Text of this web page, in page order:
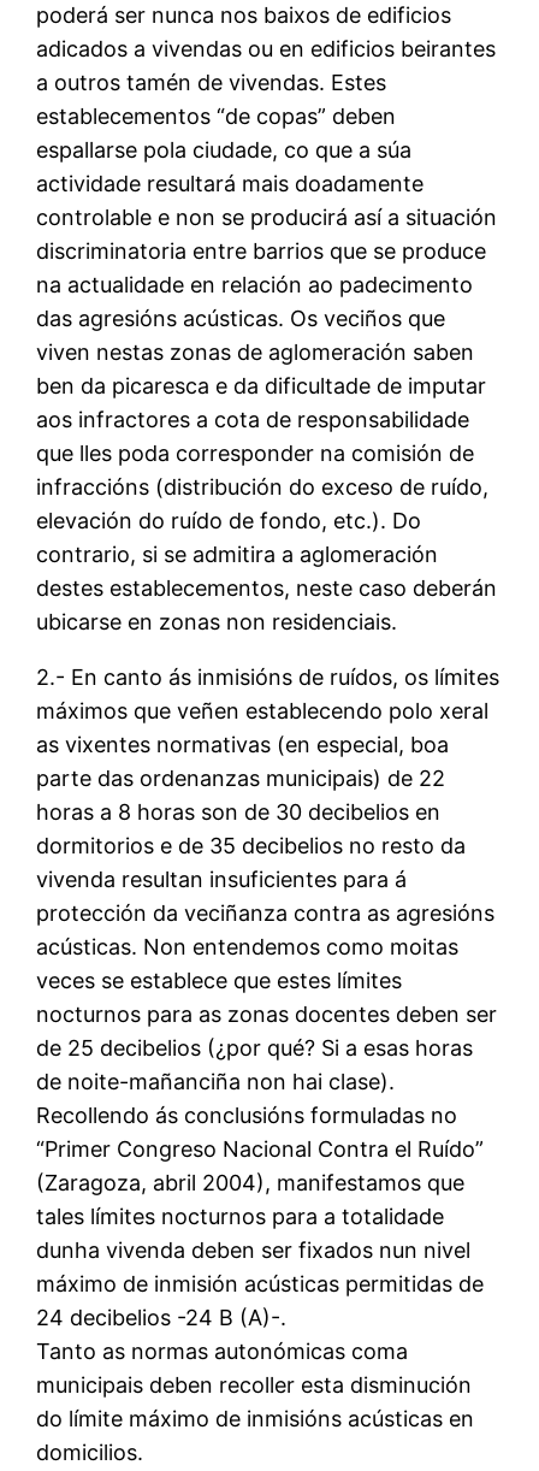
poderá ser nunca nos baixos de edificios
adicados a vivendas ou en edificios beirantes
a outros tamén de vivendas. Estes
establecementos “de copas” deben
espallarse pola ciudade, co que a súa
actividade resultará mais doadamente
controlable e non se producirá así a situación
discriminatoria entre barrios que se produce
na actualidade en relación ao padecimento
das agresións acústicas. Os veciños que
viven nestas zonas de aglomeración saben
ben da picaresca e da dificultade de imputar
aos infractores a cota de responsabilidade
que lles poda corresponder na comisión de
infraccións (distribución do exceso de ruído,
elevación do ruído de fondo, etc.). Do
contrario, si se admitira a aglomeración
destes establecementos, neste caso deberán
ubicarse en zonas non residenciais.
2.- En canto ás inmisións de ruídos, os límites
máximos que veñen establecendo polo xeral
as vixentes normativas (en especial, boa
parte das ordenanzas municipais) de 22
horas a 8 horas son de 30 decibelios en
dormitorios e de 35 decibelios no resto da
vivenda resultan insuficientes para á
protección da veciñanza contra as agresións
acústicas. Non entendemos como moitas
veces se establece que estes límites
nocturnos para as zonas docentes deben ser
de 25 decibelios (¿por qué? Si a esas horas
de noite-mañanciña non hai clase).
Recollendo ás conclusións formuladas no
“Primer Congreso Nacional Contra el Ruído”
(Zaragoza, abril 2004), manifestamos que
tales límites nocturnos para a totalidade
dunha vivenda deben ser fixados nun nivel
máximo de inmisión acústicas permitidas de
24 decibelios -24 B (A)-.
Tanto as normas autonómicas coma
municipais deben recoller esta disminución
do límite máximo de inmisións acústicas en
domicilios.